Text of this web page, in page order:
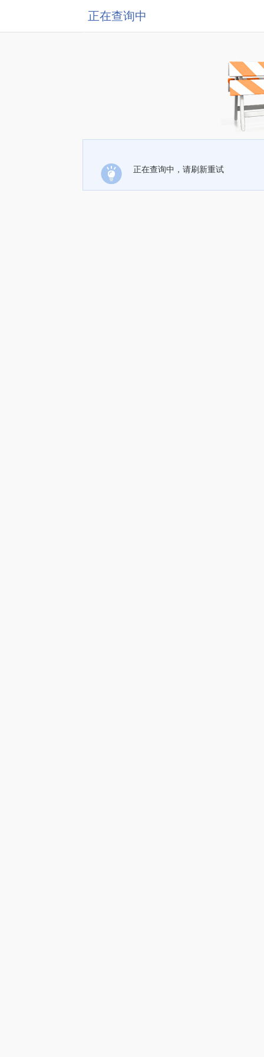
正在查询中
正在查询中，请刷新重试